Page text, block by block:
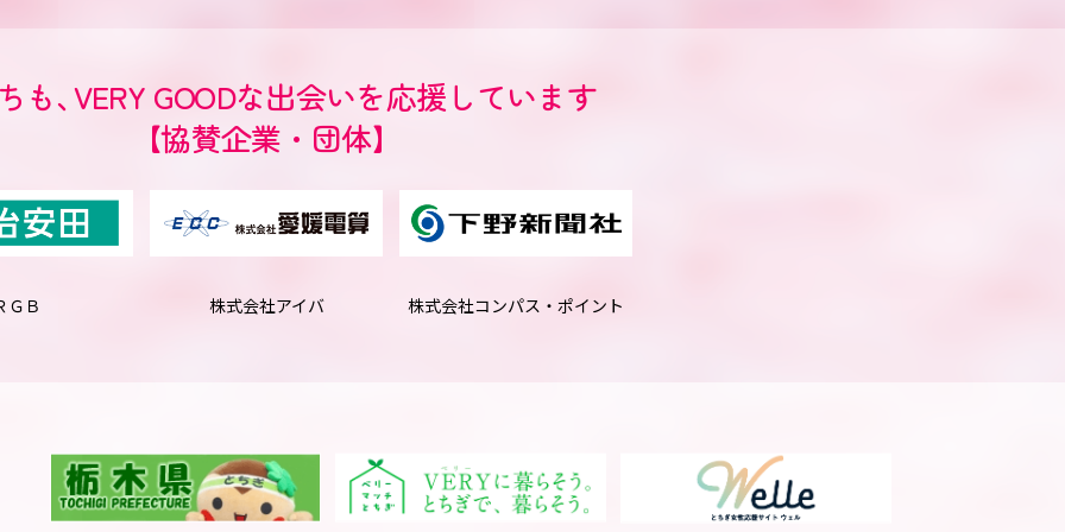
も、VERY GOODな出会いを応援しています
【協賛企業・団体】
ＧＢ 株式会社アイバ 株式会社コンパス・ポイント